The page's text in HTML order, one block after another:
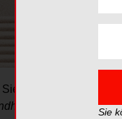
Sie alle verfolgen die
und der
Sie